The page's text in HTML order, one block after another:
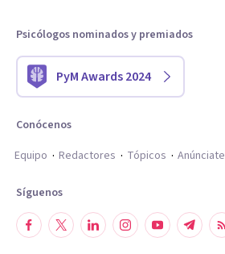
Psicólogos nominados y premiados
PyM Awards 2024
Conócenos
Equipo
Redactores Tópicos Anúnciate
Síguenos